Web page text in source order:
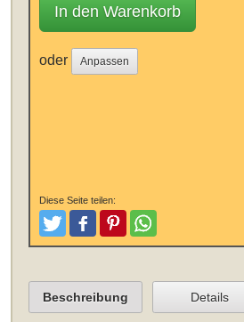
In den Warenkorb
oder Anpassen
Diese Seite teilen:
TweetenPostenPinterestTeilen
Beschreibung Details